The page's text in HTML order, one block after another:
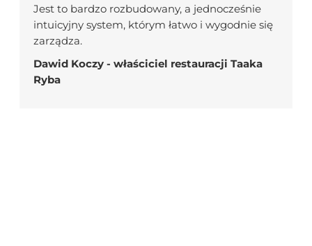
Jest to bardzo rozbudowany, a jednocześnie
intuicyjny system, którym łatwo i wygodnie się
zarządza.
Dawid Koczy - właściciel restauracji Taaka
Ryba